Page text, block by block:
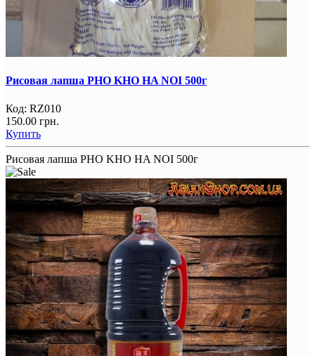
Рисовая лапша PHO KHO HA NOI 500г
Код: RZ010
150.00 грн.
Купить
Рисовая лапша PHO KHO HA NOI 500г